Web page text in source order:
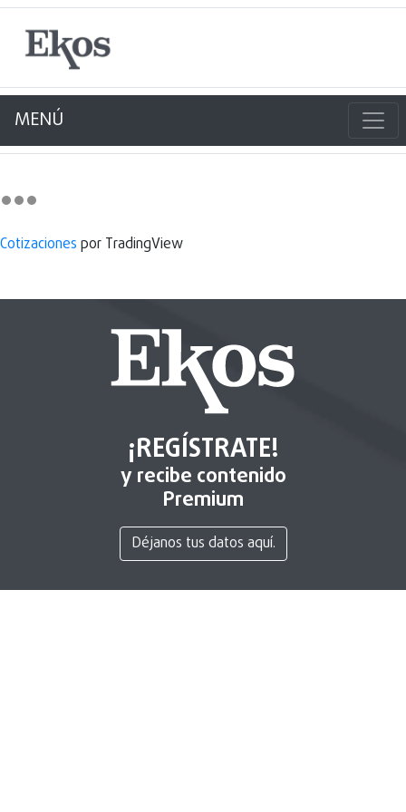
MENÚ
Cotizaciones por TradingView
¡REGÍSTRATE!
y recibe contenido
Premium
Déjanos tus datos aquí.